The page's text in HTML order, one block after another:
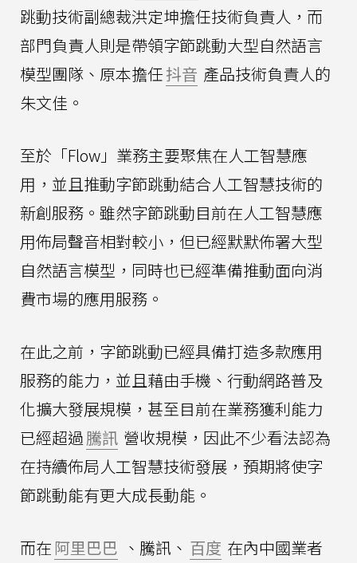
跳動技術副總裁洪定坤擔任技術負責人，而
部門負責人則是帶領字節跳動大型自然語言
模型團隊、原本擔任抖音 產品技術負責人的
朱文佳。
至於「Flow」業務主要聚焦在人工智慧應
用，並且推動字節跳動結合人工智慧技術的
新創服務。雖然字節跳動目前在人工智慧應
用佈局聲音相對較小，但已經默默佈署大型
自然語言模型，同時也已經準備推動面向消
費市場的應用服務。
在此之前，字節跳動已經具備打造多款應用
服務的能力，並且藉由手機、行動網路普及
化擴大發展規模，甚至目前在業務獲利能力
已經超過騰訊 營收規模，因此不少看法認為
在持續佈局人工智慧技術發展，預期將使字
節跳動能有更大成長動能。
而在 阿里巴巴 、騰訊、 百度 在內中國業者